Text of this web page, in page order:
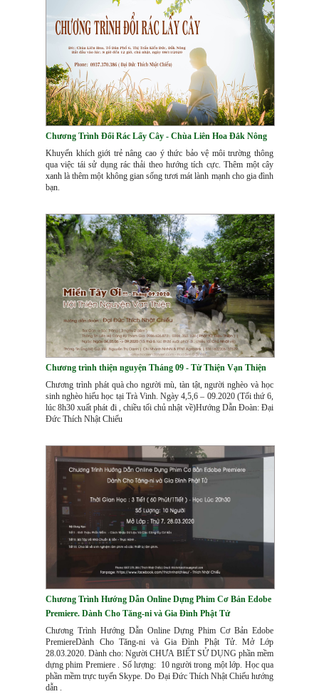
Chương Trình Đổi Rác Lấy Cây - Chùa Liên Hoa Đắk Nông
​Khuyến khích giới trẻ nâng cao ý thức bảo vệ môi trường thông
qua việc tái sử dụng rác thải theo hướng tích cực. Thêm một cây
xanh là thêm một không gian sống tươi mát lành mạnh cho gia đình
bạn.
Chương trình thiện nguyện Tháng 09 - Từ Thiện Vạn Thiện
Chương trình phát quà cho người mù, tàn tật, người nghèo và học
sinh nghèo hiếu học tại Trà Vinh. Ngày 4,5,6 – 09.2020 (Tối thứ 6,
lúc 8h30 xuất phát đi , chiều tối chủ nhật về)Hướng Dẫn Đoàn: Đại
Đức Thích Nhật Chiếu
Chương Trình Hướng Dẫn Online Dựng Phim Cơ Bản Edobe
Premiere. Dành Cho Tăng-ni và Gia Đình Phật Tử
Chương Trình Hướng Dẫn Online Dựng Phim Cơ Bản Edobe
PremiereDành Cho Tăng-ni và Gia Đình Phật Tử. Mở Lớp
28.03.2020. Dành cho: Người CHƯA BIẾT SỬ DỤNG phần mềm
dựng phim Premiere . Số lượng: 10 người trong một lớp. Học qua
phần mềm trực tuyến Skype. Do Đại Đức Thích Nhật Chiếu hướng
dẫn .